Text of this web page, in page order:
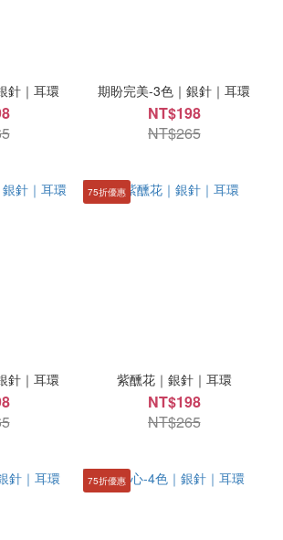
針｜耳環 期盼完美-3色｜銀針｜耳環
NT$198
NT$265
針｜耳環
75折優惠
紫醺花｜銀針｜耳環
NT$198
NT$265
75折優惠